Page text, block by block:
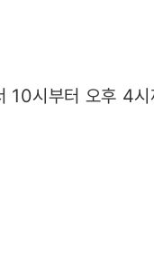
시부터 오후 4시